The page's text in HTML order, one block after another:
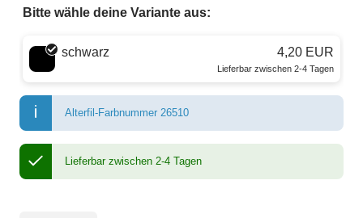
Bitte wähle deine Variante aus:
Wähle eine Farbe
schwarz 4,20 EUR
Lieferbar zwischen 2-4 Tagen
Alterfil-Farbnummer 26510
Lieferbar zwischen 2-4 Tagen